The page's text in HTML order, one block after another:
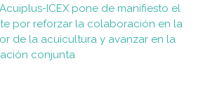
ICEX pone de manifiesto el
por reforzar la colaboración en la
de la acuicultura y avanzar en la
conjunta